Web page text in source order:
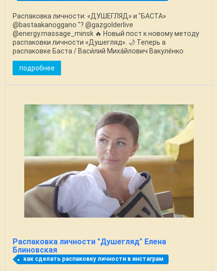
Распаковка личности: «ДУШЕГЛЯД» и "БАСТА»
@bastaakanoggano "? @gazgolderlive
@energy.massage_minsk 🔥 Новый пост к новому методу
распаковки личности «Душегляд». 🌙 Теперь а
распаковке Баста / Васи́лий Миха́йлович Вакуле́нко
Распаковка личности: ...
подробнее
Распаковка личности "Душегляд" Елена
Блиновская
как сделать распаковку личности в инстаграм